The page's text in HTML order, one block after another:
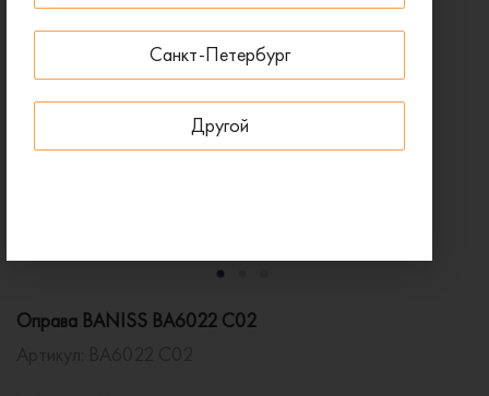
Санкт-Петербург
Другой
Оправа BANISS BA6022 C02
- 30 % ДО 15 АВГУСТА